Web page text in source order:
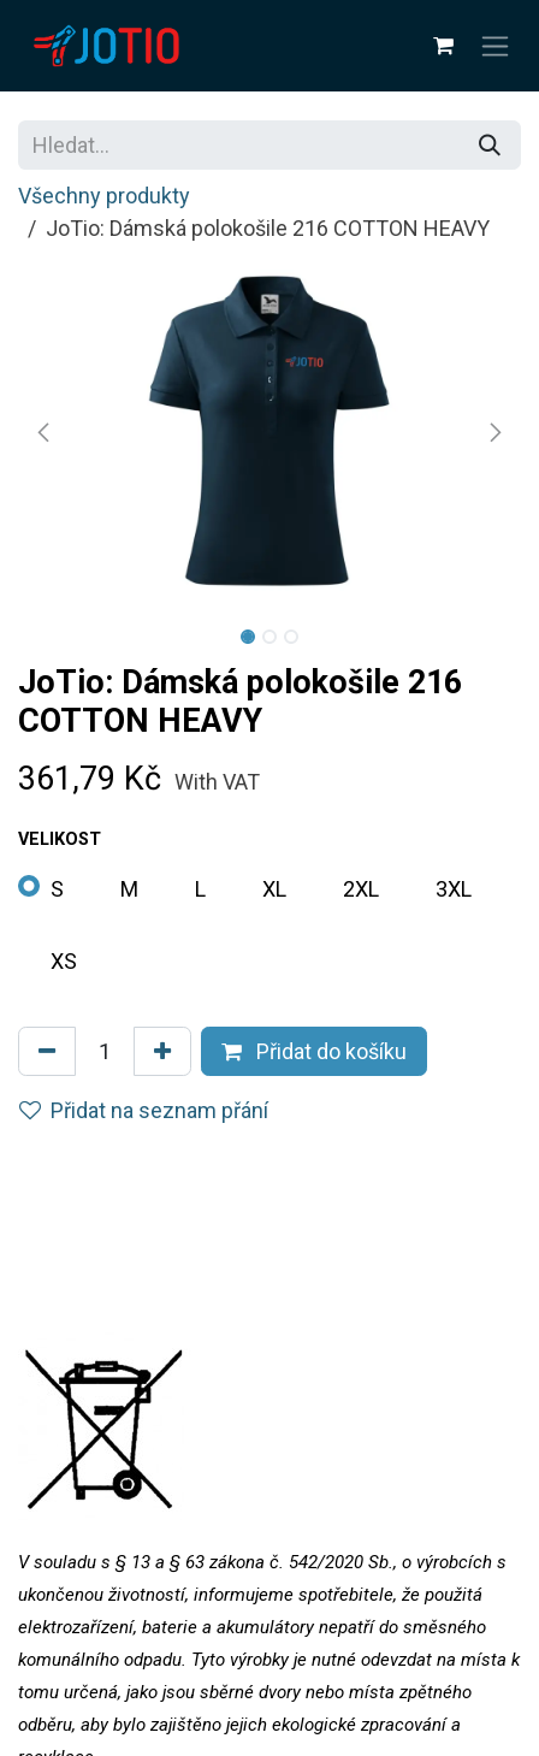
Všechny produkty
JoTio: Dámská polokošile 216 COTTON HEAVY
JoTio: Dámská polokošile 216
COTTON HEAVY
361,79 Kč With VAT
VELIKOST
S M L XL 2XL 3XL
XS
Přidat do košíku
Přidat na seznam přání
V souladu s § 13 a § 63 zákona č. 542/2020 Sb., o výrobcích s
ukončenou životností, informujeme spotřebitele, že použitá
elektrozařízení, baterie a akumulátory nepatří do směsného
komunálního odpadu. Tyto výrobky je nutné odevzdat na místa k
tomu určená, jako jsou sběrné dvory nebo místa zpětného
odběru, aby bylo zajištěno jejich ekologické zpracování a